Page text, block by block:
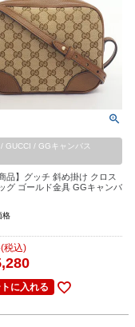
GUCCI / GGキャンバス
品】グッチ 斜め掛け クロス
グ ゴールド金具 GGキャンバ
格
税込)
に入れる